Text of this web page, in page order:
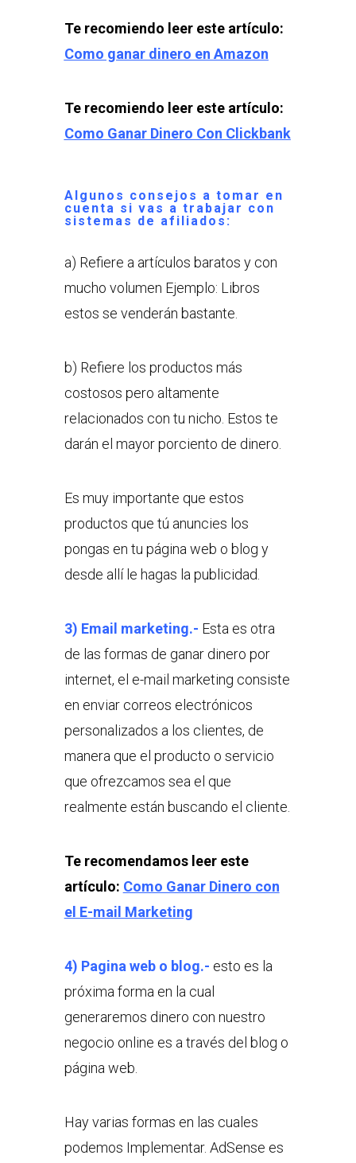
Te recomiendo leer este artículo:
Como ganar dinero en Amazon
Te recomiendo leer este artículo:
Como Ganar Dinero Con Clickbank
Algunos consejos a tomar en
cuenta si vas a trabajar con
sistemas de afiliados:
a) Refiere a artículos baratos y con
mucho volumen Ejemplo: Libros
estos se venderán bastante.
b) Refiere los productos más
costosos pero altamente
relacionados con tu nicho. Estos te
darán el mayor porciento de dinero.
Es muy importante que estos
productos que tú anuncies los
pongas en tu página web o blog y
desde allí le hagas la publicidad.
3) Email marketing.- Esta es otra
de las formas de ganar dinero por
internet, el e-mail marketing consiste
en enviar correos electrónicos
personalizados a los clientes, de
manera que el producto o servicio
que ofrezcamos sea el que
realmente están buscando el cliente.
Te recomendamos leer este
artículo: Como Ganar Dinero con
el E-mail Marketing
4) Pagina web o blog.- esto es la
próxima forma en la cual
generaremos dinero con nuestro
negocio online es a través del blog o
página web.
Hay varias formas en las cuales
podemos Implementar. AdSense es